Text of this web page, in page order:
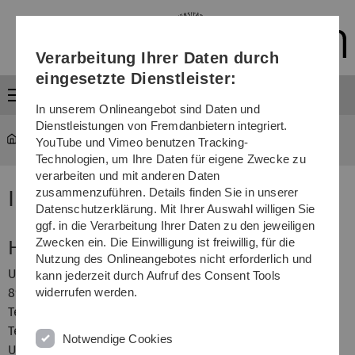
Direkt
Direkt
Direkt
(Sprache,
Drucken,
Media)
Direkt
Direkt
Rechtliche Hinweise Impressum
Impressum
Herausgeber
Universität Ulm
89069 Ulm
Telefon +49 (0)731/50-10
Telefax +49 (0)731/50-22038
Umsatzsteueridentifikationsnummer DE173703203
Verarbeitung Ihrer Daten durch
eingesetzte Dienstleister:
In unserem Onlineangebot sind Daten und
Dienstleistungen von Fremdanbietern integriert.
YouTube und Vimeo benutzen Tracking-
Technologien, um Ihre Daten für eigene Zwecke zu
verarbeiten und mit anderen Daten
zusammenzuführen. Details finden Sie in unserer
Datenschutzerklärung. Mit Ihrer Auswahl willigen Sie
ggf. in die Verarbeitung Ihrer Daten zu den jeweiligen
Zwecken ein. Die Einwilligung ist freiwillig, für die
Nutzung des Onlineangebotes nicht erforderlich und
kann jederzeit durch Aufruf des Consent Tools
widerrufen werden.
Notwendige Cookies